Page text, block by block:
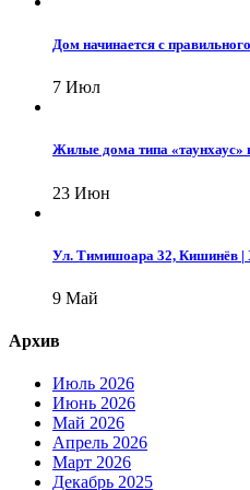
Дом начинается с
7 Июл
Жилые дома типа
23 Июн
Ул. Тимишоара 32, Кишинёв |
9 Май
Архив
Июль 2026
Июнь 2026
Май 2026
Апрель 2026
Март 2026
Декабрь 2025